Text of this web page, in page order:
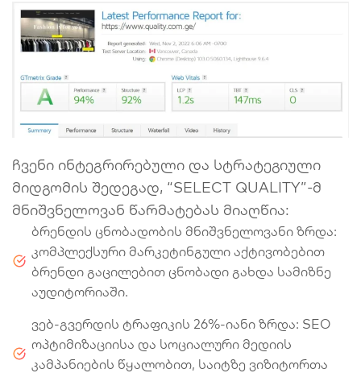
ჩვენი ინტეგრირებული და სტრატეგიული
მიდგომის შედეგად, “SELECT QUALITY”-მ
მნიშვნელოვან წარმატებას მიაღწია:
ბრენდის ცნობადობის მნიშვნელოვანი ზრდა:
კომპლექსური მარკეტინგული აქტივობებით
ბრენდი გაცილებით ცნობადი გახდა სამიზნე
აუდიტორიაში.
ვებ-გვერდის ტრაფიკის 26%-იანი ზრდა: SEO
ოპტიმიზაციისა და სოციალური მედიის
კამპანიების წყალობით, საიტზე ვიზიტორთა